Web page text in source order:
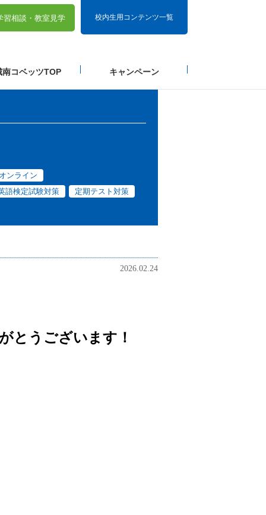
校内生用コンテンツ一覧
習相談・ 教室見学
南コベッツTOP キャンペーン
ンライン
語検定試験対策
定期テスト対策
2026.02.24
とうございます！